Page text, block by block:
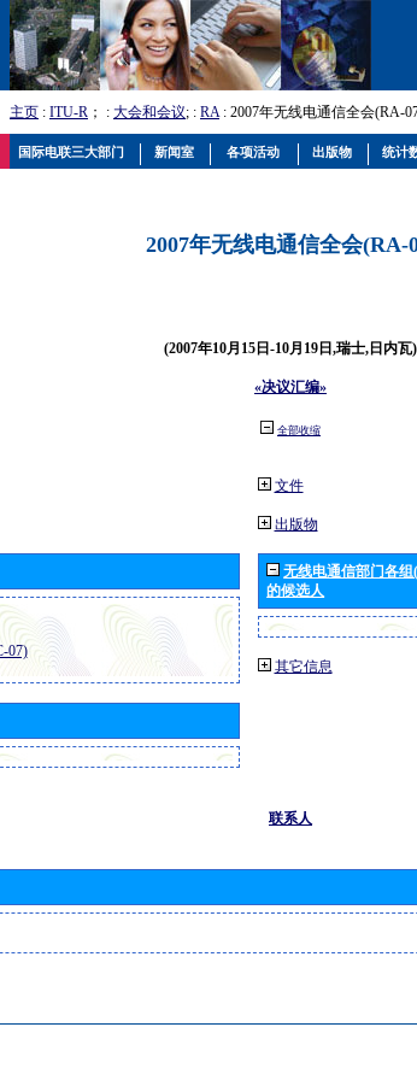
主页 : ITU-R ； : 大会和会议; : RA: 2007年无线电通信全会(RA-
2007年无线电通信全会(RA-
(2007年10月15日-10月19日,瑞士,日内瓦)
«决议汇编»
全部收缩
07)
文件
出版物
无线电通信部门各
的候选人
其它信息
联系人
国际电联三大部门 新闻室 各项活动 出版物 统计